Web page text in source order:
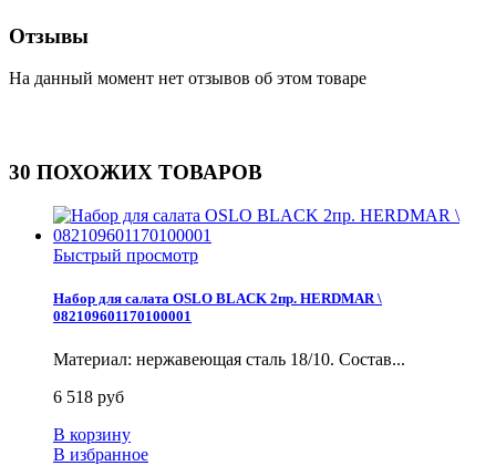
Отзывы
На данный момент нет отзывов об этом товаре
30 ПОХОЖИХ ТОВАРОВ
Быстрый просмотр
Набор для салата OSLO BLACK 2пр. HERDMAR \
082109601170100001
Материал: нержавеющая сталь 18/10. Состав...
6 518 руб
В корзину
В избранное